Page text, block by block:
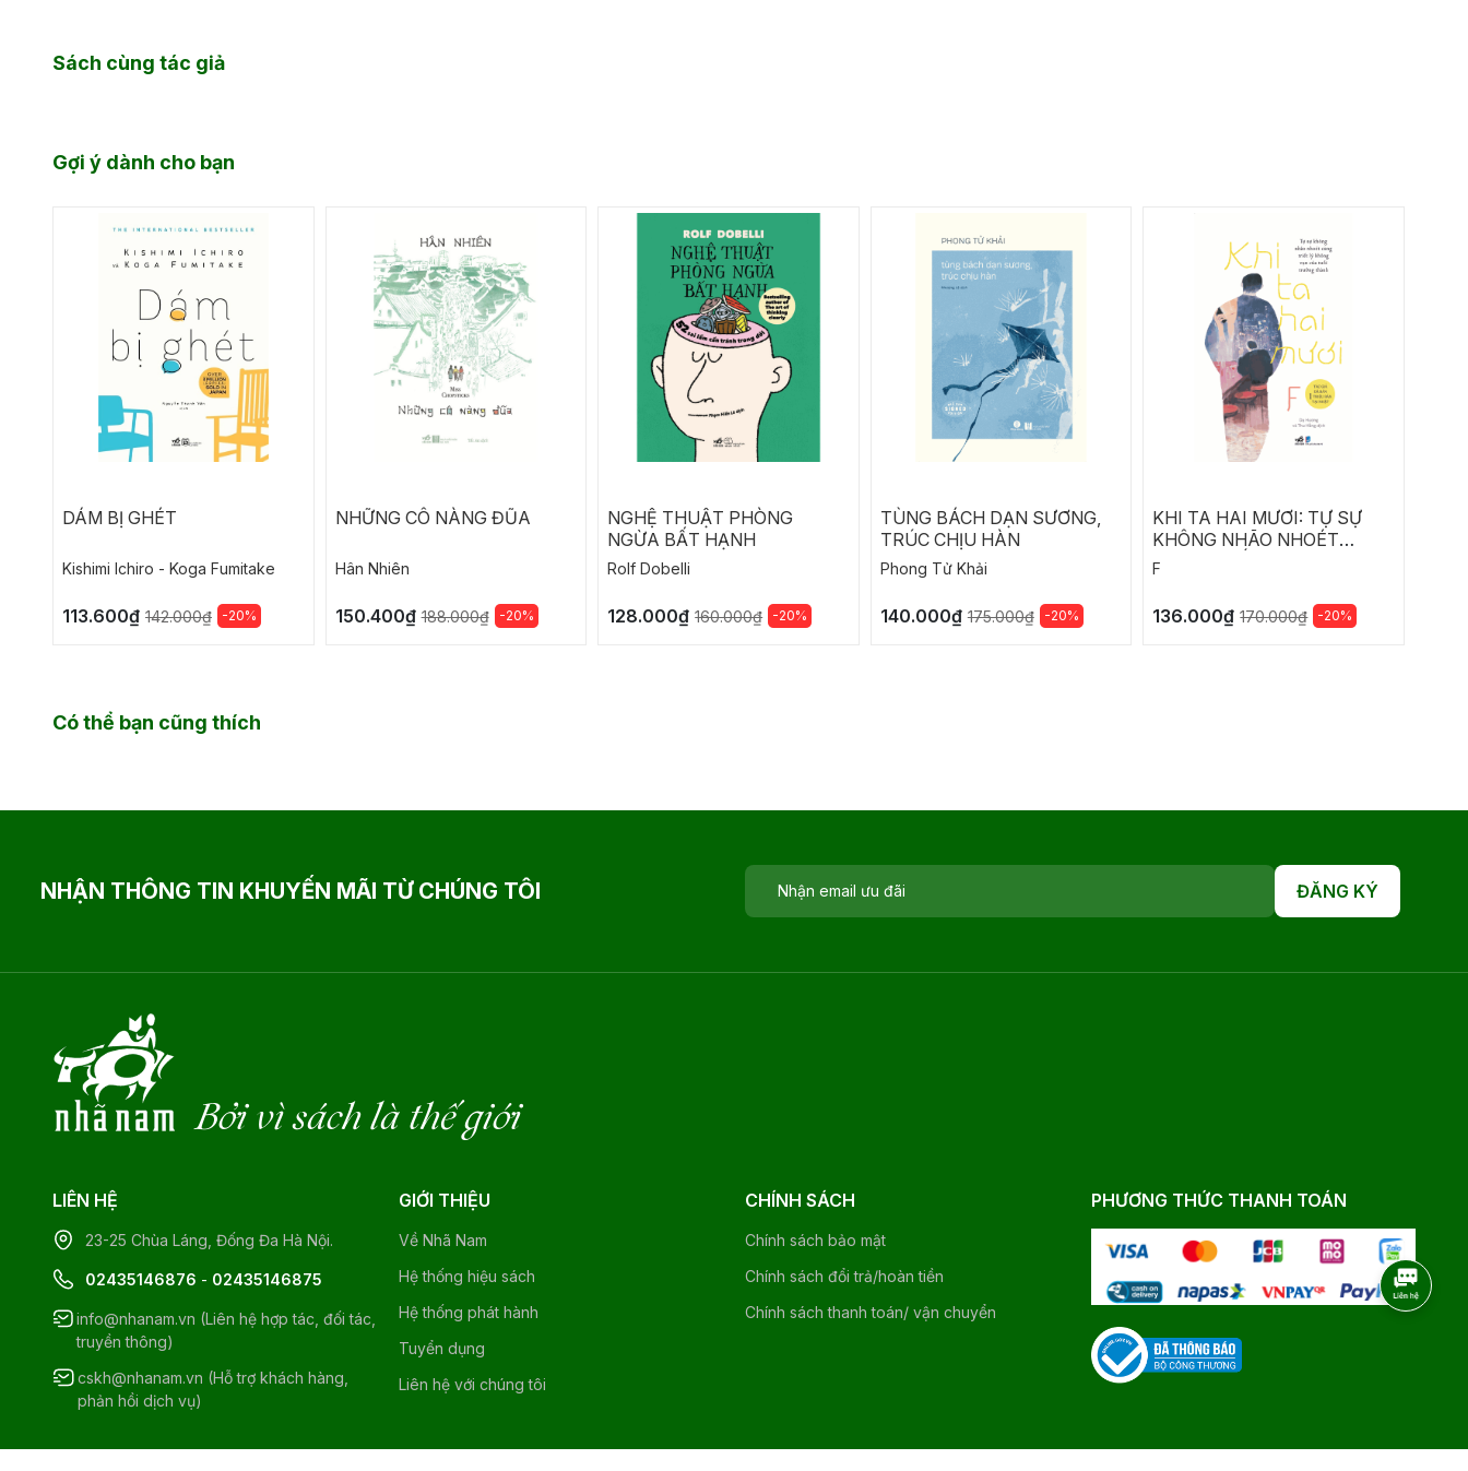
Sách cùng tác giả
Gợi ý dành cho bạn
DÁM BỊ GHÉT
Kishimi lchiro - Koga Fumitake
113.600₫ 142.000₫ -20%
NHỮNG CÔ NÀNG ĐŨA
Hân Nhiên
150.400₫ 188.000₫ -20%
NGHỆ THUẬT PHÒNG
NGỪA BẤT HẠNH
Rolf Dobelli
128.000₫ 160.000₫ -20%
TÙNG BÁCH DẠN SƯƠNG,
TRÚC CHỊU HÀN
Phong Tử Khải
140.000₫ 175.000₫ -20%
KHI TA HAI MƯƠI: TỰ SỰ
KHÔNG NHÃO NHOÉT
CÙNG TRIẾT LÝ KHÔNG
THÀNH
F
136.000₫ 170.000₫ -20%
Có thể bạn cũng thích
NHẬN THÔNG TIN KHUYẾN MÃI TỪ CHÚNG TÔI ĐĂNG KÝ
Bởi vì sách là thế giới
LIÊN HỆ
23-25 Chùa Láng, Đống Đa Hà Nội.
02435146876 - 02435146875
info@nhanam.vn (Liên hệ hợp tác, đối tác,
truyền thông)
cskh@nhanam.vn (Hỗ trợ khách hàng,
phản hồi dịch vụ)
GIỚI THIỆU
Về Nhã Nam
Hệ thống hiệu sách
Hệ thống phát hành
Tuyển dụng
Liên hệ với chúng tôi
CHÍNH SÁCH
Chính sách bảo mật
Chính sách đổi trả/hoàn tiền
Chính sách thanh toán/ vận chuyển
PHƯƠNG THỨC THANH TOÁN